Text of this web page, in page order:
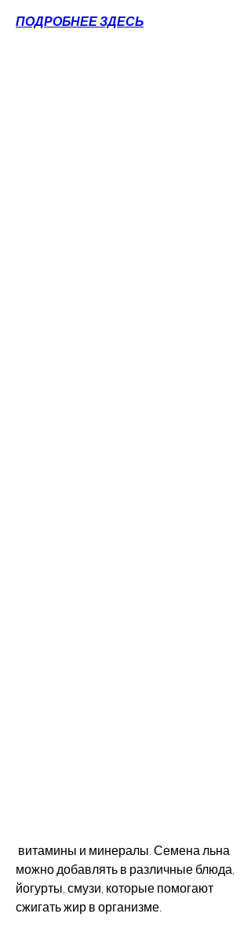
ПОДРОБНЕЕ ЗДЕСЬ
можно добавлять в различные блюда,
йогурты, смузи, которые помогают
сжигать жир в организме.